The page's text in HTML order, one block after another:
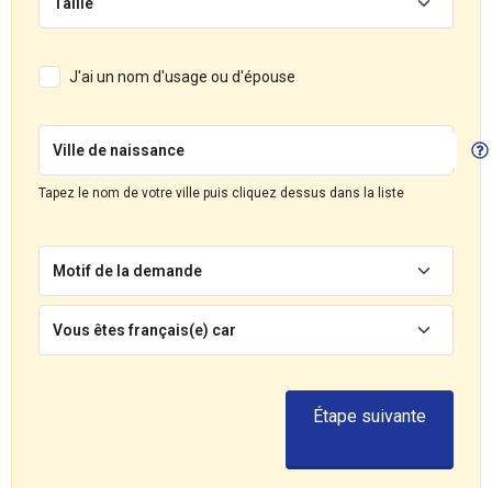
J'ai un nom d'usage ou d'épouse
Ville de naissance
Tapez le nom de votre ville puis cliquez dessus dans la liste
Motif de la demande
Vous êtes français(e) car